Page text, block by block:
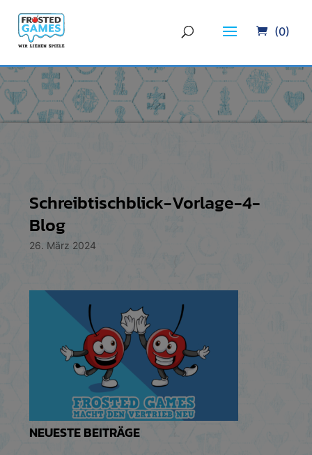
(0)
Schreibtischblick-Vorlage-4-
Blog
26. März 2024
NEUESTE BEITRÄGE